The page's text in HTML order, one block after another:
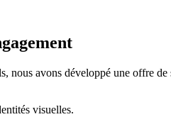
nous avons développé une offre
visuelles.